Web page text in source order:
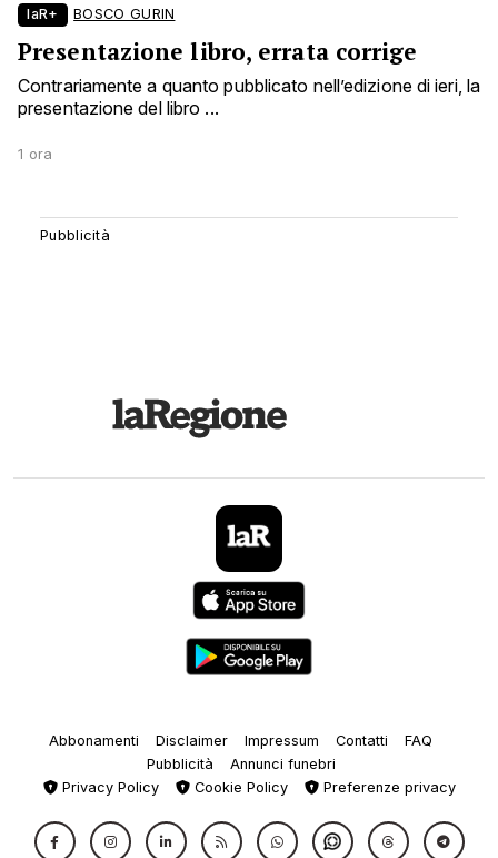
laR+ BOSCO GURIN
Presentazione libro, errata corrige
Contrariamente a quanto pubblicato nell’edizione di ieri, la
presentazione del libro ...
1 ora
Abbonamenti Disclaimer Impressum Contatti
FAQ
Pubblicità
Annunci funebri
Privacy Policy
Cookie Policy Preferenze privacy